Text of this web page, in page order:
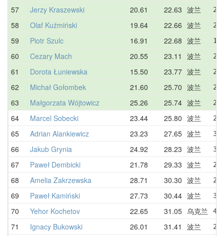
57 Jerzy Kraszewski 20.61 22.63 波兰
58 Olaf Kuźmiński 19.64 22.66 波兰
59 Piotr Szulc 16.91 22.68 波兰
60 Cezary Mach 20.55 23.11 波兰
61 Dorota Łuniewska 15.50 23.77 波兰
62 Michał Gołombek 21.60 25.70 波兰
63 Małgorzata Wójtowicz 25.26 25.74 波兰
64 Marcel Sobecki 23.44 25.80 波兰
65 Adrian Alankiewicz 23.23 27.65 波兰
66 Jakub Grynia 24.92 28.23 波兰
67 Paweł Dembicki 21.78 29.33 波兰
68 Amelia Zakrzewska 28.71 30.30 波兰
69 Paweł Kamiński 27.73 30.44 波兰
70 Yehor Kochetov 22.65 31.05 乌克兰
71 Ignacy Bukowski 26.01 31.41 波兰